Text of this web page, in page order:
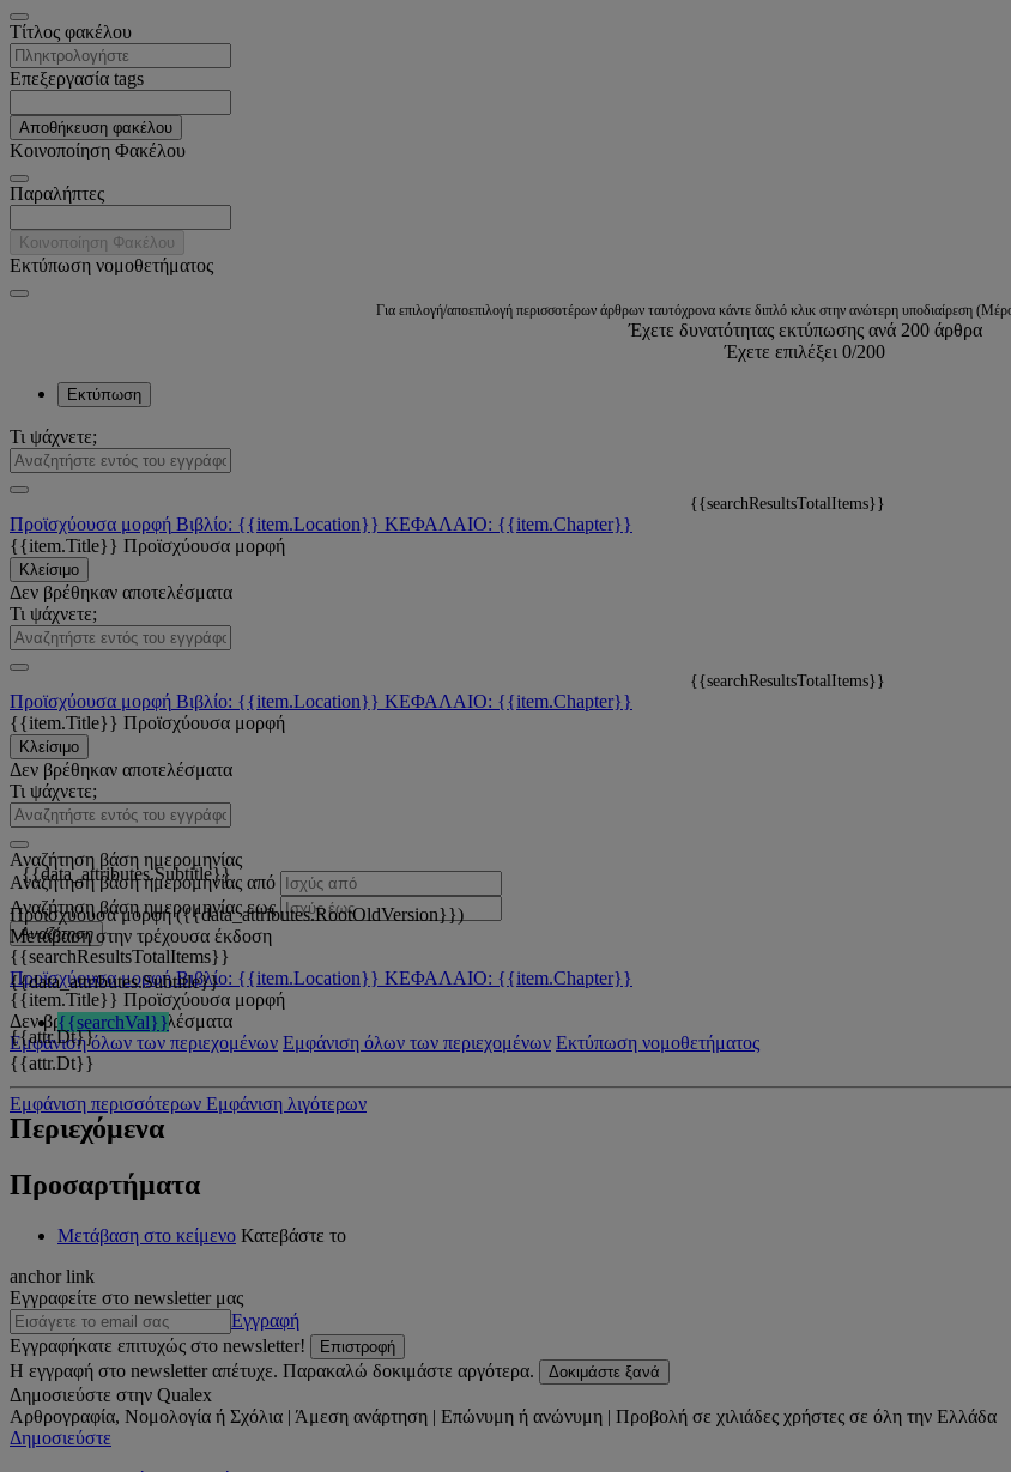
Tίτλος φακέλου
Επεξεργασία tags
Αποθήκευση φακέλου
Κοινοποίηση Φακέλου
Παραλήπτες
Κοινοποίηση Φακέλου
Εκτύπωση νομοθετήματος
Για επιλογή/αποεπιλογή περισσοτέρων άρθρων ταυτόχρονα κάντε διπλό κλικ στην ανώτερη υποδιαίρεση
Έχετε δυνατότητας εκτύπωσης ανά 200 άρθρα
Έχετε επιλέξει 0/200
Εκτύπωση
Τι ψάχνετε;
{{searchResultsTotalItems}}
Προϊσχύουσα μορφή Βιβλίο: {{item.Location}} ΚΕΦΑΛΑΙΟ: {{item.Chapter}}
{{item.Title}} Προϊσχύουσα μορφή
Κλείσιμο
Δεν βρέθηκαν αποτελέσματα
Τι ψάχνετε;
{{searchResultsTotalItems}}
Προϊσχύουσα μορφή Βιβλίο: {{item.Location}} ΚΕΦΑΛΑΙΟ: {{item.Chapter}}
{{item.Title}} Προϊσχύουσα μορφή
Κλείσιμο
Δεν βρέθηκαν αποτελέσματα
Τι ψάχνετε;
Αναζήτηση βάση ημερομηνίας
Αναζήτηση βάση ημερομηνίας από
Αναζήτηση βάση ημερομηνίας εως
Αναζήτηση
{{searchResultsTotalItems}}
Προϊσχύουσα μορφή Βιβλίο: {{item.Location}} ΚΕΦΑΛΑΙΟ: {{item.Chapter}}
{{item.Title}} Προϊσχύουσα μορφή
Δεν βρέθηκαν αποτελέσματα
Εμφάνιση όλων των περιεχομένων Εμφάνιση όλων των περιεχομένων Εκτύπωση νομοθετήματος
{{data_attributes.Subtitle}}
Προϊσχύουσα μορφή ({{data_attributes.RootOldVersion}})
Μετάβαση στην τρέχουσα έκδοση
{{data_attributes.Subtitle}}
{{searchVal}}
{{attr.Dt}}
Εμφάνιση περισσότερων Εμφάνιση λιγότερων
{{attr.Dt}}
Περιεχόμενα
Προσαρτήματα
Μετάβαση στο κείμενο Κατεβάστε το
anchor link
Εγγραφείτε στο newsletter μας
Εγγραφή
Εγγραφήκατε επιτυχώς στο newsletter!
Επιστροφή
Η εγγραφή στο newsletter απέτυχε. Παρακαλώ δοκιμάστε αργότερα. Δοκιμάστε ξανά
Δημοσιεύστε στην Qualex
Αρθρογραφία, Νομολογία ή Σχόλια | Άμεση ανάρτηση | Επώνυμη ή ανώνυμη | Προβολή σε χιλιάδες χρήστες σε όλη την Ελλάδα
Δημοσιεύστε